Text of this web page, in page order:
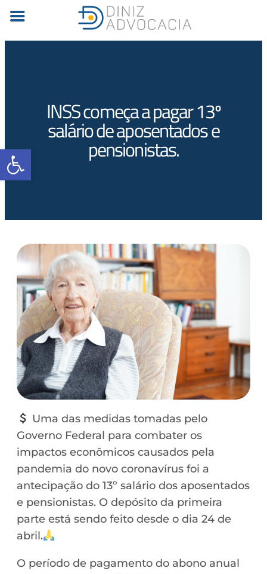
Barra de Ferramentas Aberta
INSS começa a pagar 13º
salário de aposentados e
pensionistas.
Uma das medidas tomadas pelo
Governo Federal para combater os
impactos econômicos causados pela
pandemia do novo coronavírus foi a
antecipação do 13º salário dos aposentados
e pensionistas. O depósito da primeira
parte está sendo feito desde o dia 24 de
abril.
O período de pagamento do abono anual